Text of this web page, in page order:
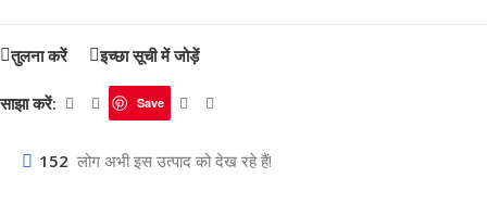
तुलना करें इच्छा सूची में जोड़ें
साझा करें: Save
152 लोग अभी इस उत्पाद को देख रहे हैं!